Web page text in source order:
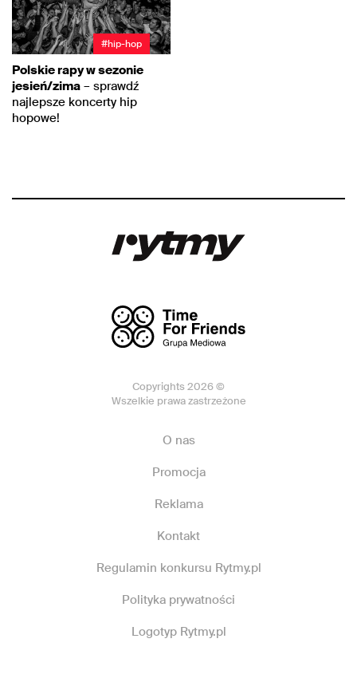
#hip-hop
Polskie rapy w sezonie
jesień/zima – sprawdź
najlepsze koncerty hip
hopowe!
Copyrights 2026 ©
Wszelkie prawa zastrzeżone
O nas
Promocja
Reklama
Kontakt
Regulamin konkursu Rytmy.pl
Polityka prywatności
Logotyp Rytmy.pl